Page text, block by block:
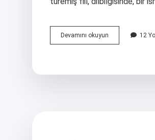
Devamını okuyun
türemiş
12